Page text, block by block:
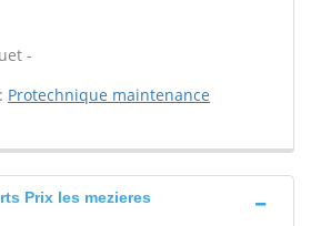
-
Protechnique maintenance
Prix les mezieres